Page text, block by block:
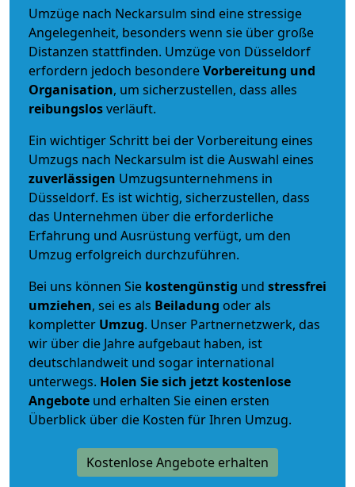
Umzüge nach Neckarsulm sind eine stressige
Angelegenheit, besonders wenn sie über große
Distanzen stattfinden. Umzüge von Düsseldorf
erfordern jedoch besondereVorbereitung und
Organisation, um sicherzustellen, dass alles
reibungslosverläuft.
Ein wichtiger Schritt bei der Vorbereitung eines
Umzugs nach Neckarsulm ist die Auswahl eines
zuverlässigen Umzugsunternehmens in
Düsseldorf. Es ist wichtig, sicherzustellen, dass
das Unternehmen über die erforderliche
Erfahrung und Ausrüstung verfügt, um den
Umzug erfolgreich durchzuführen.
Bei uns können Sie kostengünstig und stressfrei
umziehen, sei es als Beiladung oder als
kompletter Umzug. Unser Partnernetzwerk, das
wir über die Jahre aufgebaut haben, ist
deutschlandweit und sogar international
unterwegs. Holen Sie sich jetzt kostenlose
Angebote und erhalten Sie einen ersten
Überblick über die Kosten für Ihren Umzug.
Kostenlose Angebote erhalten